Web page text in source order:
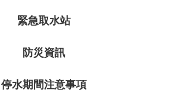
緊急取水站
防災資訊
停水期間注意事項